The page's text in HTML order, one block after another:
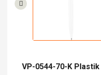
VP-0544-70-K Plastik